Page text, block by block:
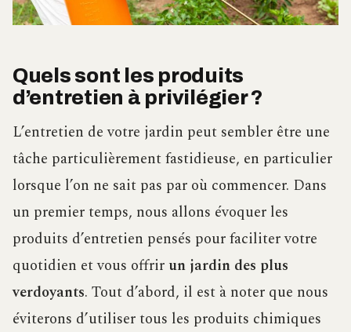
Quels sont les produits
d’entretien à privilégier ?
L’entretien de votre jardin peut sembler être une
tâche particulièrement fastidieuse, en particulier
lorsque l’on ne sait pas par où commencer. Dans
un premier temps, nous allons évoquer les
produits d’entretien pensés pour faciliter votre
quotidien et vous offrir un jardin des plus
verdoyants. Tout d’abord, il est à noter que nous
éviterons d’utiliser tous les produits chimiques